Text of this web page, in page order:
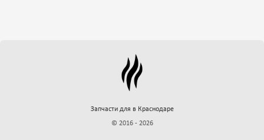
Запчасти для в Краснодаре
© 2016 - 2026